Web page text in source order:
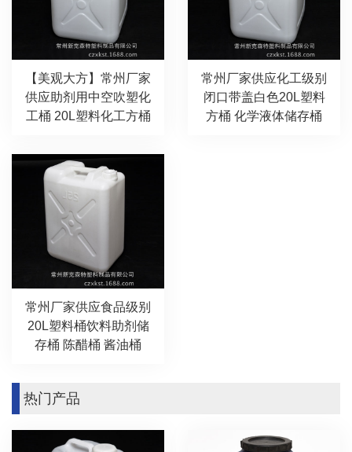
【美观大方】常州厂家
供应助剂用中空吹塑化
工桶 20L塑料化工方桶
常州厂家供应化工级别
闭口带盖白色20L塑料
方桶 化学液体储存桶
常州厂家供应食品级别
20L塑料桶饮料助剂储
存桶 陈醋桶 酱油桶
热门产品